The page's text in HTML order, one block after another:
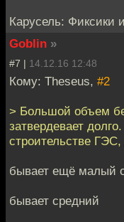
Карусель: Фиксики
Goblin »
#7 | 14.12.16 12:48
Кому: Theseus, #2
> Большой объем
затвердевает
строительстве
бывает ещё малый
бывает средний